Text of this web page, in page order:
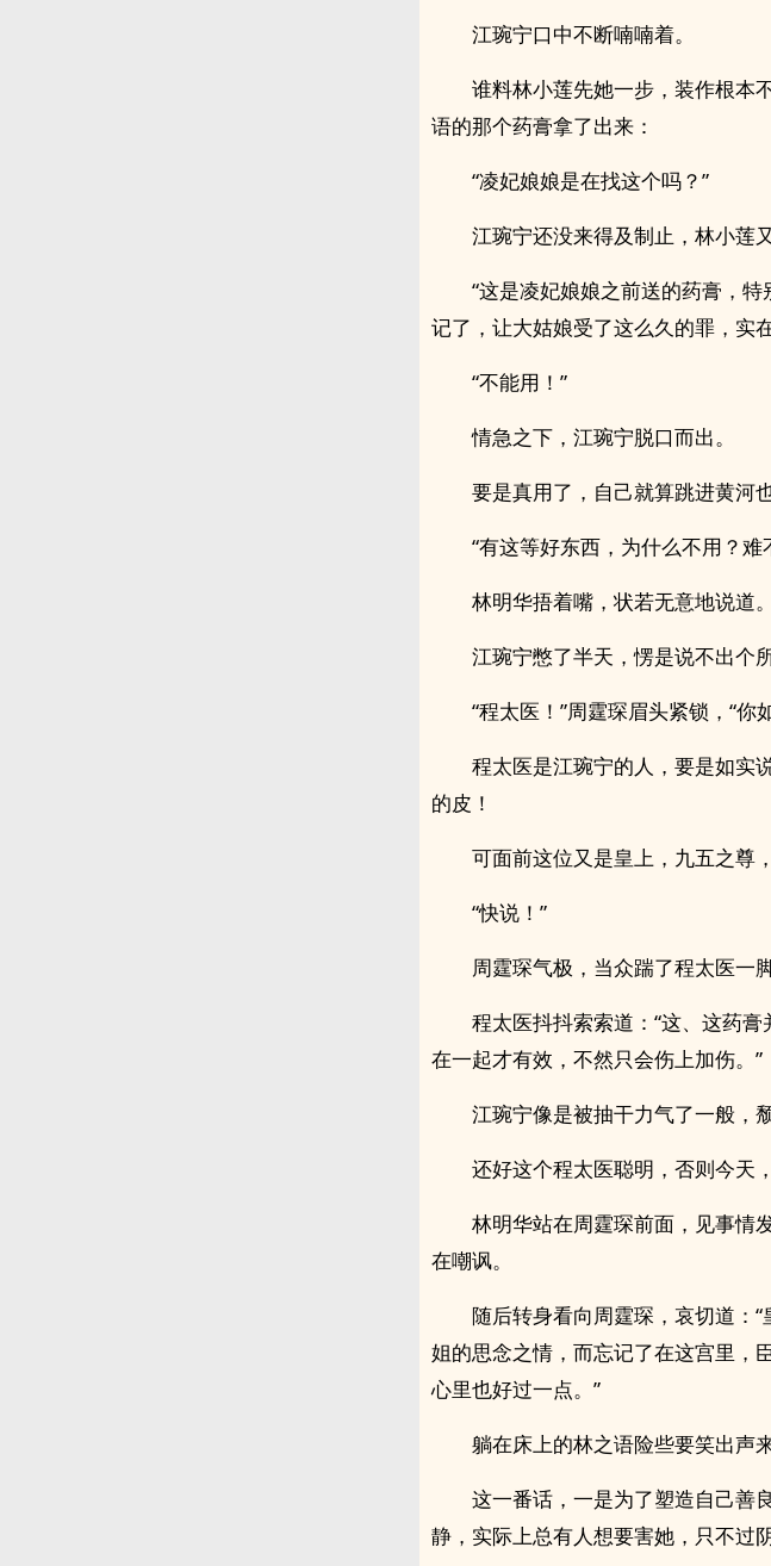
江琬宁口中不断喃喃着。
谁料林小莲先她一步，装作根本
语的那个药膏拿了出来：
“凌妃娘娘是在找这个吗？”
江琬宁还没来得及制止，林小莲
“这是凌妃娘娘之前送的药膏，
记了，让大姑娘受了这么久的罪，实
“不能用！”
情急之下，江琬宁脱口而出。
要是真用了，自己就算跳进黄河
“有这等好东西，为什么不用？
林明华捂着嘴，状若无意地说道。
江琬宁憋了半天，愣是说不出个
“程太医！”周霆琛眉头紧锁，“
程太医是江琬宁的人，要是如实
的皮！
可面前这位又是皇上，九五之尊
“快说！”
周霆琛气极，当众踹了程太医一
程太医抖抖索索道：“这、这药
在一起才有效，不然只会伤上加伤。”
江琬宁像是被抽干力气了一般，
还好这个程太医聪明，否则今天
林明华站在周霆琛前面，见事情
在嘲讽。
随后转身看向周霆琛，哀切道：
姐的思念之情，而忘记了在这宫里，
心里也好过一点。”
躺在床上的林之语险些要笑出声来
这一番话，一是为了塑造自己善
静，实际上总有人想要害她，只不过